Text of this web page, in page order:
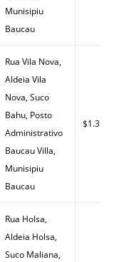
Munisipiu
Baucau
Rua Vila Nova,
Aldeia Vila
Nova, Suco
Bahu, Posto
Administrativo
Baucau Villa,
Munisipiu
Baucau
$1.30
Rua Holsa,
Aldeia Holsa,
Suco Maliana,